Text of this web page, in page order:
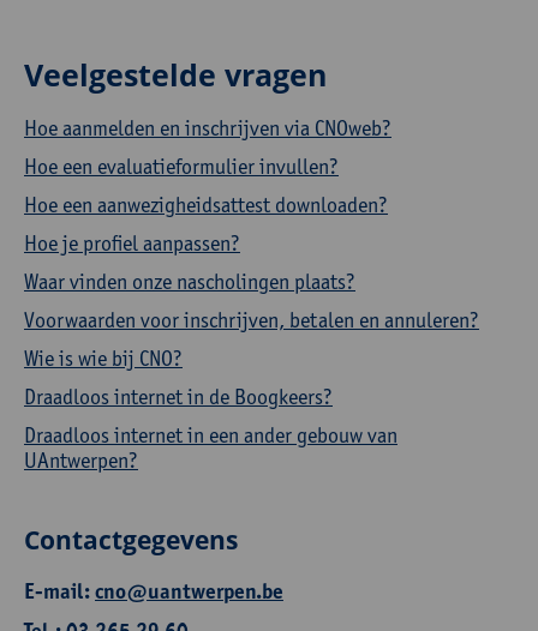
Veelgestelde vragen
Hoe aanmelden en inschrijven via CNOweb?
Hoe een evaluatieformulier invullen?
Hoe een aanwezigheidsattest downloaden?
Hoe je profiel aanpassen?
Waar vinden onze nascholingen plaats?
Voorwaarden voor inschrijven, betalen en annuleren?
Wie is wie bij CNO?
Draadloos internet in de Boogkeers?
Draadloos internet in een ander gebouw van
UAntwerpen?
Contactgegevens
E-mail:cno@uantwerpen.be